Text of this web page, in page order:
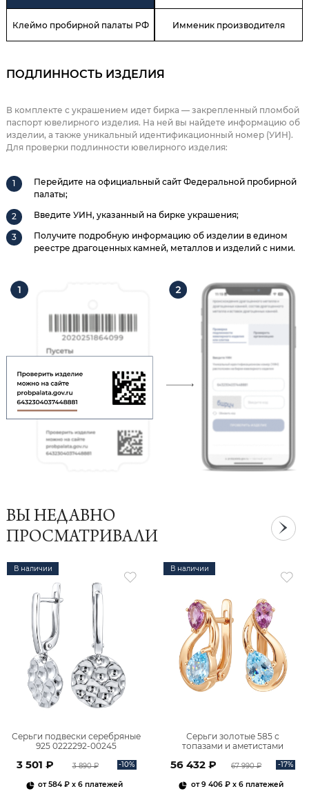
Клеймо пробирной палаты РФ Имменик производителя
ПОДЛИННОСТЬ ИЗДЕЛИЯ
В комплекте с украшением идет бирка — закрепленный пломбой
паспорт ювелирного изделия. На ней вы найдете информацию об
изделии, а также уникальный идентификационный номер (УИН).
Для проверки подлинности ювелирного изделия:
Перейдите на официальный сайт Федеральной пробирной
палаты;
Введите УИН, указанный на бирке украшения;
Получите подробную информацию об изделии в едином
реестре драгоценных камней, металлов и изделий с ними.
ВЫ НЕДАВНО
ПРОСМАТРИВАЛИ
В наличии
Серьги подвески серебряные
925 0222292-00245
3 501 ₽ 3 890 ₽ -10%
от584 ₽ x 6 платежей
В наличии
Серьги золотые 585 с
топазами и аметистами
56 432 ₽ 67 990 ₽ -17%
от9 406 ₽x 6 платежей